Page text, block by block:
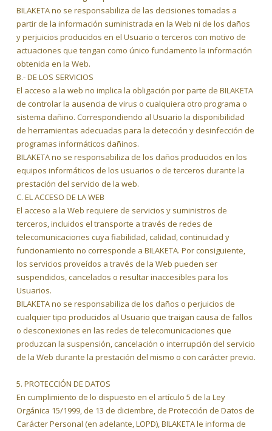
BILAKETA no se responsabiliza de las decisiones tomadas a
partir de la información suministrada en la Web ni de los daños
y perjuicios producidos en el Usuario o terceros con motivo de
actuaciones que tengan como único fundamento la información
obtenida en la Web.
B.- DE LOS SERVICIOS
El acceso a la web no implica la obligación por parte de BILAKETA
de controlar la ausencia de virus o cualquiera otro programa o
sistema dañino. Correspondiendo al Usuario la disponibilidad
de herramientas adecuadas para la detección y desinfección de
programas informáticos dañinos.
BILAKETA no se responsabiliza de los daños producidos en los
equipos informáticos de los usuarios o de terceros durante la
prestación del servicio de la web.
C. EL ACCESO DE LA WEB
El acceso a la Web requiere de servicios y suministros de
terceros, incluidos el transporte a través de redes de
telecomunicaciones cuya fiabilidad, calidad, continuidad y
funcionamiento no corresponde a BILAKETA. Por consiguiente,
los servicios proveídos a través de la Web pueden ser
suspendidos, cancelados o resultar inaccesibles para los
Usuarios.
BILAKETA no se responsabiliza de los daños o perjuicios de
cualquier tipo producidos al Usuario que traigan causa de fallos
o desconexiones en las redes de telecomunicaciones que
produzcan la suspensión, cancelación o interrupción del servicio
de la Web durante la prestación del mismo o con carácter previo.
5. PROTECCIÓN DE DATOS
En cumplimiento de lo dispuesto en el artículo 5 de la Ley
Orgánica 15/1999, de 13 de diciembre, de Protección de Datos de
Carácter Personal (en adelante, LOPD), BILAKETA le informa de